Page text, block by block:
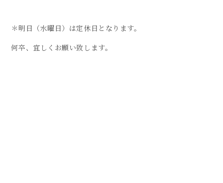
＊明日（水曜日）は定休日となります。
何卒、宜しくお願い致します。